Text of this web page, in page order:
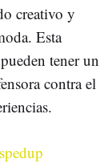
creativo y
Esta
tener un
contra el